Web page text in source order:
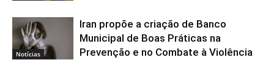
Notícias
Iran propõe a criação de Banco
Municipal de Boas Práticas na
Prevenção e no Combate à Violência